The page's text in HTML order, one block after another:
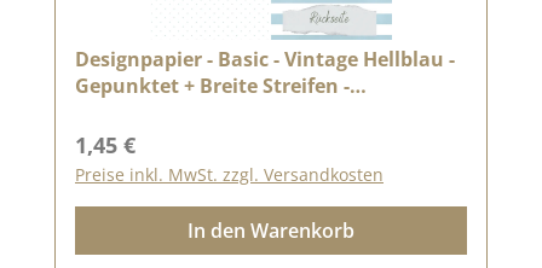
Designpapier - Basic - Vintage Hellblau -
Gepunktet + Breite Streifen -
Regulärer Preis:
1,45 €
Preise inkl. MwSt. zzgl. Versandkosten
In den Warenkorb